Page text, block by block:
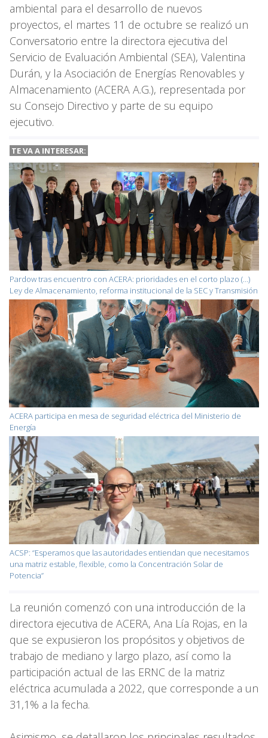
ambiental para el desarrollo de nuevos
proyectos, el martes 11 de octubre se realizó un
Conversatorio entre la directora ejecutiva del
Servicio de Evaluación Ambiental (SEA), Valentina
Durán, y la Asociación de Energías Renovables y
Almacenamiento (ACERA A.G.), representada por
su Consejo Directivo y parte de su equipo
ejecutivo.
TE VA A INTERESAR:
Pardow tras encuentro con ACERA: prioridades en el corto plazo (…)
Ley de Almacenamiento, reforma institucional de la SEC y Transmisión
ACERA participa en mesa de seguridad eléctrica del Ministerio de
Energía
ACSP: “Esperamos que las autoridades entiendan que necesitamos
una matriz estable, flexible, como la Concentración Solar de
Potencia”
La reunión comenzó con una introducción de la
directora ejecutiva de ACERA, Ana Lía Rojas, en la
que se expusieron los propósitos y objetivos de
trabajo de mediano y largo plazo, así como la
participación actual de las ERNC de la matriz
eléctrica acumulada a 2022, que corresponde a un
31,1% a la fecha.